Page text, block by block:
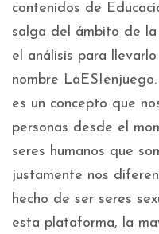
contenidos de
salga del ámbito de
el análisis para
nombre
es un concepto que
personas desde el
seres humanos que
justamente nos
hecho de ser seres
esta plataforma, la